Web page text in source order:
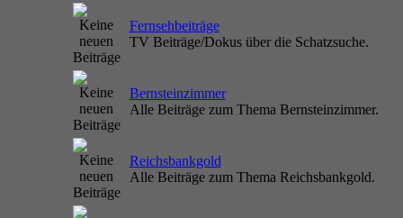
Fernsehbeiträge
TV Beiträge/Dokus über die Schatzsuche.
Bernsteinzimmer
Alle Beiträge zum Thema Bernsteinzimmer.
Reichsbankgold
Alle Beiträge zum Thema Reichsbankgold.